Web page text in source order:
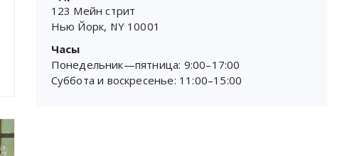
123 Мейн стрит
Нью Йорк, NY 10001
Часы
Понедельник—пятница: 9:00–17:00
Суббота и воскресенье: 11:00–15:00